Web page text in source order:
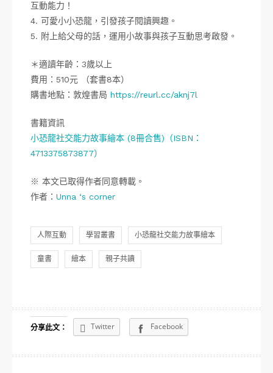
互動能力！
4. 可愛小小恐龍，引發孩子閱讀興趣。
5. 附上給父母的話，運用小故事與孩子互動思考啟發。
＊適讀年齡：3歲以上
費用：510元 （套書8本）
購書地點：敦煌書局 https://reurl.cc/aknj7l
書籍資訊
小恐龍社交能力故事繪本 (8冊合售)（ISBN：
4713375873877）
※ 本文已取得作者同意轉載。
作者： Unna ‘s corner
人際互動 學習叢書 小恐龍社交能力故事繪本
童書 繪本 親子共讀
分享此文： Twitter Facebook